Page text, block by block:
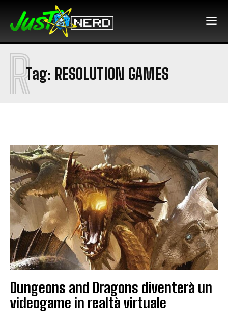
Tag: RESOLUTION GAMES
R
Dungeons and Dragons diventerà un
videogame in realtà virtuale